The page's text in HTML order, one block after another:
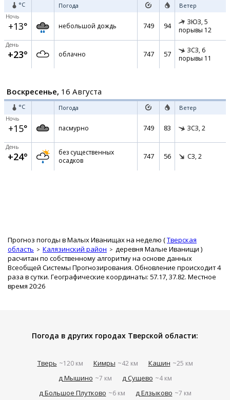
°C Погода Ветер
Ночь
+13° небольшой дождь 749 94 ЗЮЗ, 5
порывы 12
День
+23° облачно 747 57 ЗСЗ, 6
порывы 11
Воскресенье, 16 Августа
°C Погода Ветер
Ночь
+15° пасмурно 749 83 ЗСЗ, 2
День
+24°
без существенных
осадков
747 56 СЗ, 2
Прогноз погоды в Малых Иванищах на неделю (Тверская
область
Калязинский район деревня Малые Иванищи )
расчитан по собственному алгоритму на основе данных
Всеобщей Системы Прогнозирования. Обновление происходит 4
раза в сутки. Географические координаты: 57.17, 37.82. Местное
время 20:26
Погода в других городах Тверской области:
Тверь ~120 км Кимры ~42 км Кашин ~25 км
д Мышино ~7 км д Сущево ~4 км
д Большое Плутково ~6 км д Елзыково ~7 км